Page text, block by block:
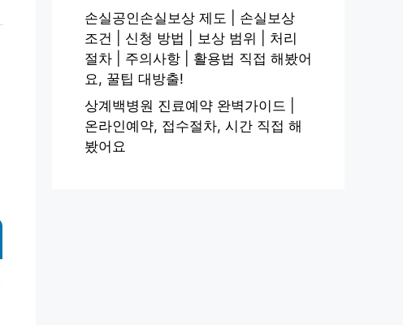
손실공인손실보상 제도 | 손실보상
조건 | 신청 방법 | 보상 범위 | 처리
절차 | 주의사항 | 활용법 직접 해봤어
요, 꿀팁 대방출!
상계백병원 진료예약 완벽가이드 |
온라인예약, 접수절차, 시간 직접 해
봤어요